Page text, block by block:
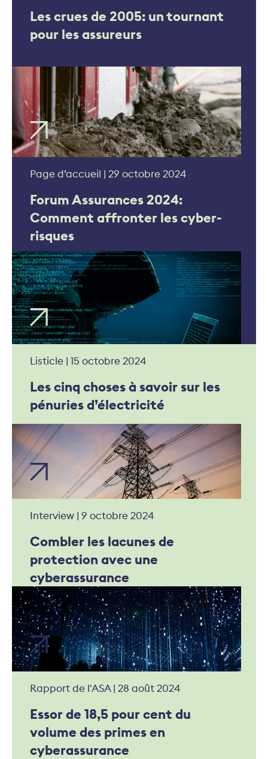
Les crues de 2005: un tournant
pour les assureurs
Page d’accueil | 29 octobre 2024
Forum Assurances 2024:
Comment affronter les cyber-
risques
Listicle | 15 octobre 2024
Les cinq choses à savoir sur les
pénuries d’électricité
Interview | 9 octobre 2024
Combler les lacunes de
protection avec une
cyberassurance
Rapport de l'ASA | 28 août 2024
Essor de 18,5 pour cent du
volume des primes en
cyberassurance